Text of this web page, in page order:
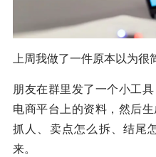
上周我做了一件原本以为很
朋友在群里发了一个小工
电商平台上的资料，然后
抓人、卖点怎么拆、结尾
来。